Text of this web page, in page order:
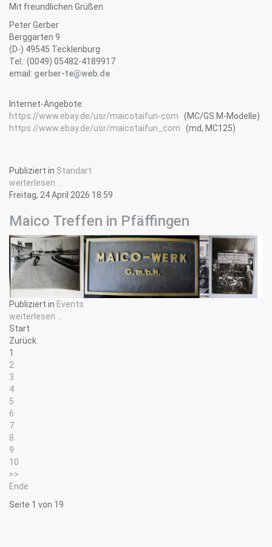
Mit freundlichen Grüßen
Peter Gerber
Berggarten 9
(D-) 49545 Tecklenburg
Tel.: (0049) 05482-4189917
email: gerber-te@web.de
Internet-Angebote:
https://www.ebay.de/usr/maicotaifun-com (MC/GS M-Modelle)
https://www.ebay.de/usr/maicotaifun_com (md, MC125)
Publiziert in Standart
weiterlesen ...
Freitag, 24 April 2026 18:59
Maico Treffen in Pfäffingen
Publiziert in Events
weiterlesen ...
Start
Zurück
1
2
3
4
5
6
7
8
9
10
>>
Ende
Seite 1 von 19